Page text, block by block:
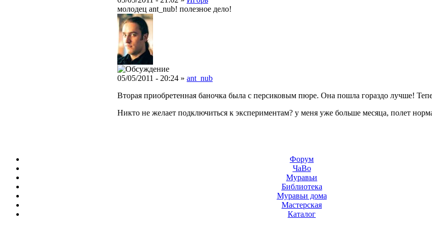
молодец ant_nub! полезное дело!
05/05/2011 - 20:24 » ant_nub
Вторая приобретенная баночка была с персиковым пюре. Она пошла гораздо лучше!
Никто не желает подключиться к экспериментам? у меня уже больше месяца, полет
Форум
ЧаВо
Муравьи
Библиотека
Муравьи дома
Мастерская
Каталог